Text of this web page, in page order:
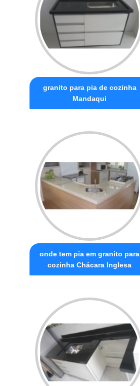
granito para pia de cozinha
Mandaqui
onde tem pia em granito para
cozinha Chácara Inglesa